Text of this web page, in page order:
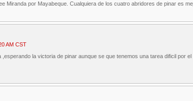
Miranda por Mayabeque. Cualquiera de los cuatro abridores de pinar es
AM CST
la victoria de pinar aunque se que tenemos una tarea dificil por